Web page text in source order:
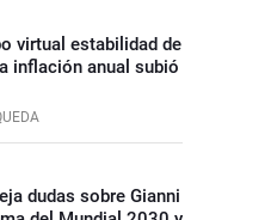
virtual estabilidad de
inflación anual subió
dudas sobre Gianni